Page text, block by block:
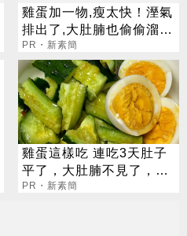
雞蛋加一物,瘦太快！溼氣
排出了,大肚腩也偷偷溜走
了
PR・新素簡
雞蛋這樣吃 連吃3天肚子
平了，大肚腩不見了，脂
肪沒了！
PR・新素簡